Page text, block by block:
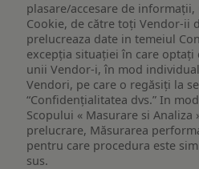
plasare/accesare de
Cookie, de către toți Vendor-ii
prelucreaza date in temeiul
excepția situației în care optați
unii Vendor-i, în mod
Vendori, pe care o regăsiți la
“Confidențialitatea dvs.” In
Scopului « Masurare si Analiza
prelucrare, Măsurarea
pentru care procedura este
sus.